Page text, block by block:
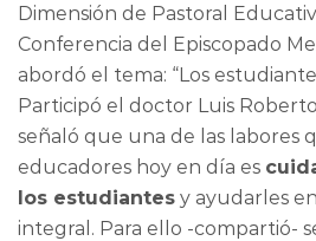
Dimensión de Pastoral
Conferencia del Episcopado
abordó el tema: “Los
Participó el doctor Luis
señaló que una de las labores
educadores hoy en día es
los estudiantes y ayudarles
integral. Para ello -compartió-